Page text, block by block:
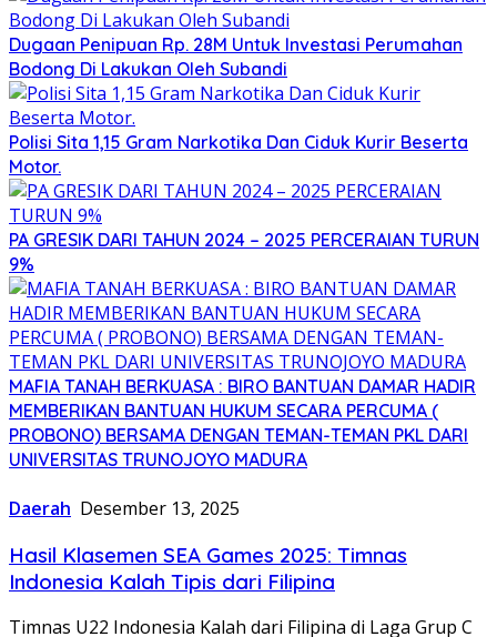
Dugaan Penipuan Rp. 28M Untuk Investasi Perumahan
Bodong Di Lakukan Oleh Subandi
Polisi Sita 1,15 Gram Narkotika Dan Ciduk Kurir Beserta
Motor.
PA GRESIK DARI TAHUN 2024 – 2025 PERCERAIAN TURUN
9%
MAFIA TANAH BERKUASA : BIRO BANTUAN DAMAR HADIR
MEMBERIKAN BANTUAN HUKUM SECARA PERCUMA (
PROBONO) BERSAMA DENGAN TEMAN-TEMAN PKL DARI
UNIVERSITAS TRUNOJOYO MADURA
Daerah Desember 13, 2025
Hasil Klasemen SEA Games 2025: Timnas
Indonesia Kalah Tipis dari Filipina
Timnas U22 Indonesia Kalah dari Filipina di Laga Grup C